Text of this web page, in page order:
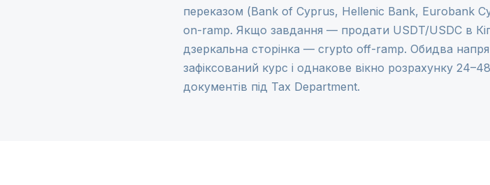
переказом (Bank of Cyprus, Hellenic Bank, Eurobank
on-ramp. Якщо завдання — продати USDT/USDC в
дзеркальна сторінка — crypto off-ramp. Обидва
зафіксований курс і однакове вікно розрахунку
документів під Tax Department.